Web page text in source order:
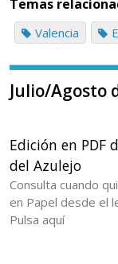
Temas
Valencia
Julio/Agosto
Edición en PDF
del Azulejo
Consulta cuando
en Papel desde el
Pulsa aquí